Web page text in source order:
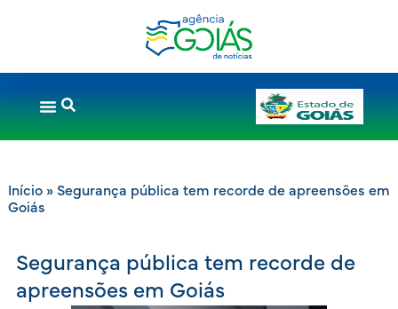
Início» Segurança pública tem recorde de apreensões em
Goiás
Segurança pública tem recorde de
apreensões em Goiás